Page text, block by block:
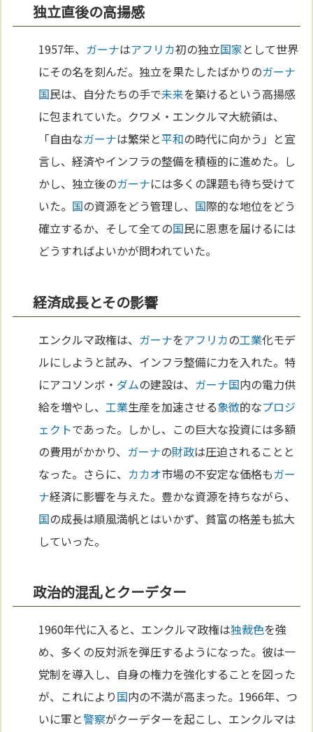
独立直後の高揚感
1957年、 ガーナはアフリカ初の独立国家として世界
にその名を刻んだ。独立を果たしたばかりのガーナ
国民は、自分たちの手で未来を築けるという高揚感
に包まれていた。クワメ・エンクルマ大統領は、
「自由なガーナは繁栄と平和の時代に向かう」と宣
言し、経済やインフラの整備を積極的に進めた。し
かし、独立後のガーナには多くの課題も待ち受けて
いた。 国の資源をどう管理し、 国際的な地位をどう
確立するか、そして全ての国民に恩恵を届けるには
どうすればよいかが問われていた。
経済成長とその影響
エンクルマ政権は、 ガーナをアフリカの工業化モデ
ルにしようと試み、インフラ整備に力を入れた。特
にアコソンボ・ ダムの建設は、 ガーナ国内の電力供
給を増やし、 工業生産を加速させる象徴的なプロジ
ェクトであった。しかし、この巨大な投資には多額
の費用がかかり、 ガーナの財政は圧迫されることと
なった。さらに、 カカオ市場の不安定な価格もガー
ナ経済に影響を与えた。豊かな資源を持ちながら、
国の成長は順風満帆とはいかず、貧富の格差も拡大
していった。
政治的混乱とクーデター
1960年代に入ると、エンクルマ政権は独裁色を強
め、多くの反対派を弾圧するようになった。彼は一
党制を導入し、自身の権力を強化することを図った
が、これにより国内の不満が高まった。1966年、つ
いに軍と警察がクーデターを起こし、エンクルマは